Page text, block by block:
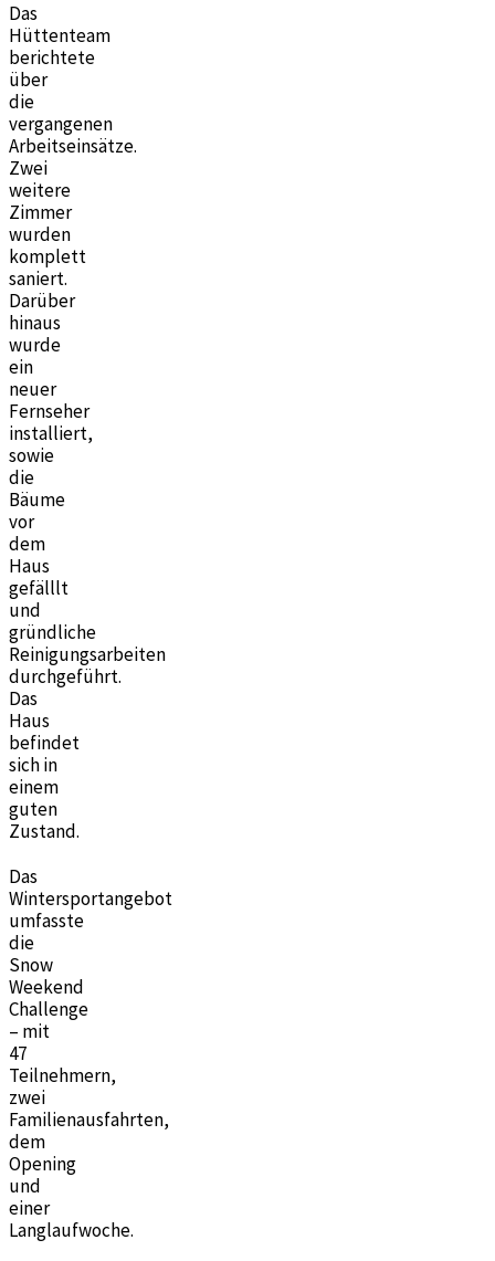
Das
Hüttenteam
berichtete
über
die
vergangenen
Arbeitseinsätze.
Zwei
weitere
Zimmer
wurden
komplett
saniert.
Darüber
hinaus
wurde
ein
neuer
Fernseher
installiert,
sowie
die
Bäume
vor
dem
Haus
gefälllt
und
gründliche
Reinigungsarbeiten
durchgeführt.
Das
Haus
befindet
sich in
einem
guten
Zustand.
Das
Wintersportangebot
umfasste
die
Snow
Weekend
Challenge
– mit
47
Teilnehmern,
zwei
Familienausfahrten,
dem
Opening
und
einer
Langlaufwoche.